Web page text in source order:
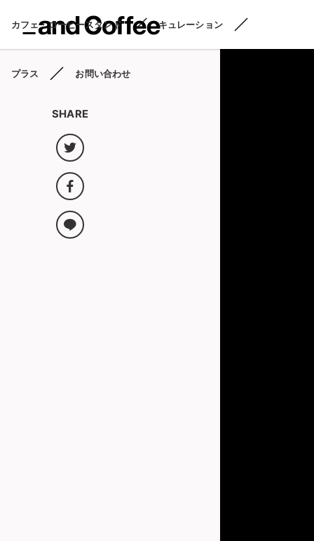
カフェ・コーヒースタンド キュレーション
プラス お問い合わせ
SHARE